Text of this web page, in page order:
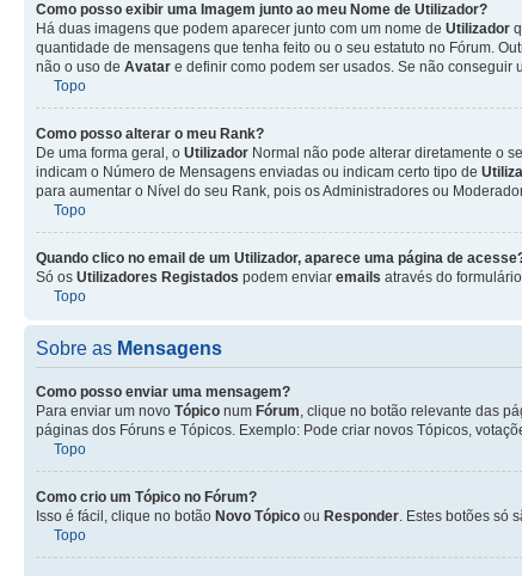
Como posso exibir uma Imagem junto ao meu Nome de Utilizador?
Há duas imagens que podem aparecer junto com um nome de Utilizador
quantidade de mensagens que tenha feito ou o seu estatuto no Fórum.
não o uso de Avatar e definir como podem ser usados. Se não conseguir
Topo
Como posso alterar o meu Rank?
De uma forma geral, o Utilizador Normal não pode alterar diretamente o
indicam o Número de Mensagens enviadas ou indicam certo tipo de
para aumentar o Nível do seu Rank, pois os Administradores ou
Topo
Quando clico no email de um Utilizador, aparece uma página de
Só os Utilizadores Registados podem enviar emails através do
Topo
Sobre as Mensagens
Como posso enviar uma mensagem?
Para enviar um novo Tópico num Fórum, clique no botão relevante das
páginas dos Fóruns e Tópicos. Exemplo: Pode criar novos Tópicos,
Topo
Como crio um Tópico no Fórum?
Isso é fácil, clique no botão Novo Tópico ou Responder. Estes botões só
Topo